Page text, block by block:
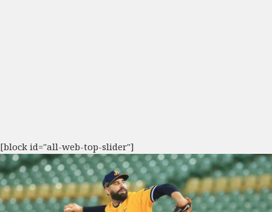
[block id="all-web-top-slider"]